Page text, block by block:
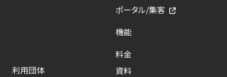
ポータル/集客
機能
料金
利用団体
資料